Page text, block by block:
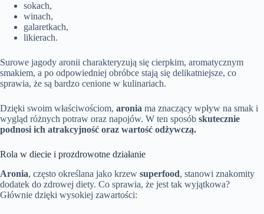
sokach,
winach,
galaretkach,
likierach.
Surowe jagody aronii charakteryzują się cierpkim, aromatycznym
smakiem, a po odpowiedniej obróbce stają się delikatniejsze, co
sprawia, że są bardzo cenione w kulinariach.
Dzięki swoim właściwościom, aronia ma znaczący wpływ na smak i
wygląd różnych potraw oraz napojów. W ten sposób skutecznie
podnosi ich atrakcyjność oraz wartość odżywczą.
Rola w diecie i prozdrowotne działanie
Aronia, często określana jako krzew superfood, stanowi znakomity
dodatek do zdrowej diety. Co sprawia, że jest tak wyjątkowa?
Głównie dzięki wysokiej zawartości: